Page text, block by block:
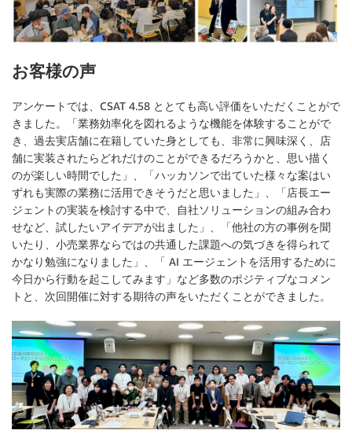
お客様の声
アンケートでは、CSAT 4.58 ととても高い評価をいただくことがで
きました。「業務効率化を図れるような機能を体験することがで
き、過去実店舗に在籍していた身としても、非常に興味深く、店
舗に実装されたらどれだけのことができるだろうかと、思い描く
のが楽しい時間でした」、「ハッカソンで出ていた様々な案はい
ずれも実際の業務に活用できそうだと思いました」、「店長エー
ジェントの実装を検討する中で、自社ソリューションの組み合わ
せなど、試したいアイデアが出ました」、「他社の方の事例を聞
いたり、小売業界ならではの共通した課題への気づきを得られて
かなり勉強になりました」、「 AI エージェントを活用するために
今日から行動を起こしてみます」など多数のポジティブなコメン
トと、次回開催に対する期待の声をいただくことができました。